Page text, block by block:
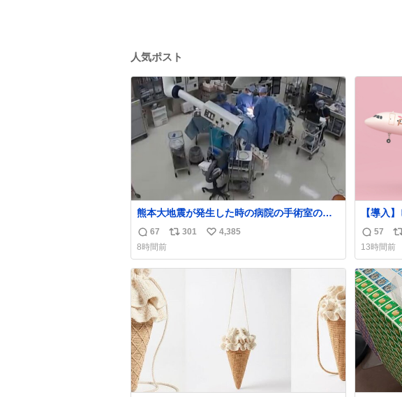
人気ポスト
熊本大地震が発生した時の病院の手術室の映
像が公開されていたがとにかく怖すぎる
x.com/nhk_news/statu…
news.web.nhk/newsweb/na/na-… #熊本 #
大地震 #手術室
返
信
数
67
リ
ス
301
い
ね
4,385
8時間前
【導入
に「補
因する理
た場合
領収書
り上限1
う。
返
信
数
57
リ
ポ
ス
ト
数
13時間前